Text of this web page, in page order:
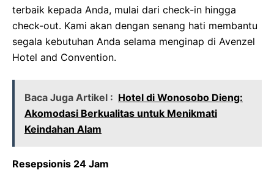
terbaik kepada Anda, mulai dari check-in hingga
check-out. Kami akan dengan senang hati membantu
segala kebutuhan Anda selama menginap di Avenzel
Hotel and Convention.
Baca Juga Artikel : Hotel di Wonosobo Dieng:
Akomodasi Berkualitas untuk Menikmati
Keindahan Alam
Resepsionis 24 Jam